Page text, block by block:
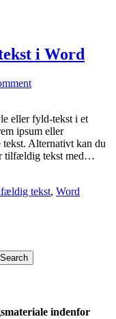
i Word
eller fyld-tekst i et
ipsum eller
tekst. Alternativt kan du
tilfældig tekst med…
tekst, Word
indenfor